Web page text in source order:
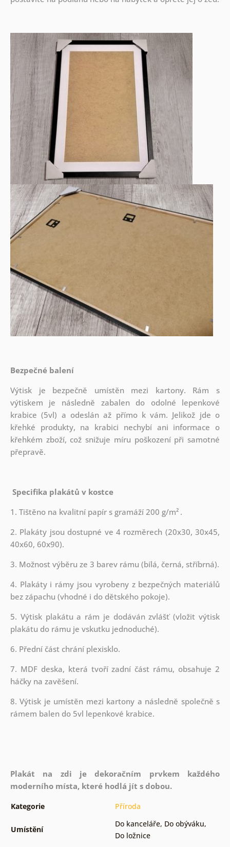
Bezpečné balení
Výtisk je bezpečně umístěn mezi kartony. Rám s
výtiskem je následně zabalen do odolné lepenkové
krabice (5vl) a odeslán až přímo k vám. Jelikož jde o
křehké produkty, na krabici nechybí ani informace o
křehkém zboží, což snižuje míru poškození při samotné
přepravě.
Specifika plakátů v kostce
1. Tištěno na kvalitní papír s gramáží 200 g/m² .
2. Plakáty jsou dostupné ve 4 rozměrech (20x30, 30x45,
40x60, 60x90).
3. Možnost výběru ze 3 barev rámu (bílá, černá, stříbrná).
4. Plakáty i rámy jsou vyrobeny z bezpečných materiálů
bez zápachu (vhodné i do dětského pokoje).
5. Výtisk plakátu a rám je dodáván zvlášť (vložit výtisk
plakátu do rámu je vskutku jednoduché).
6. Přední část chrání plexisklo.
7. MDF deska, která tvoří zadní část rámu, obsahuje 2
háčky na zavěšení.
8. Výtisk je umístěn mezi kartony a následně společně s
rámem balen do 5vl lepenkové krabice.
Plakát na zdi je dekoračním prvkem každého
moderního místa, které hodlá jít s dobou.
Kategorie Příroda
Umístění
Do kanceláře, Do obýváku,
Do ložnice